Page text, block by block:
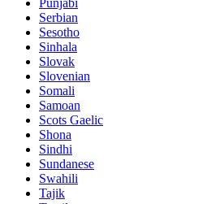
Punjabi
Serbian
Sesotho
Sinhala
Slovak
Slovenian
Somali
Samoan
Scots Gaelic
Shona
Sindhi
Sundanese
Swahili
Tajik